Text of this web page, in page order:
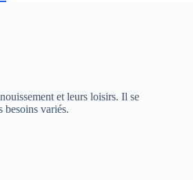
et leurs loisirs. Il se
besoins variés.